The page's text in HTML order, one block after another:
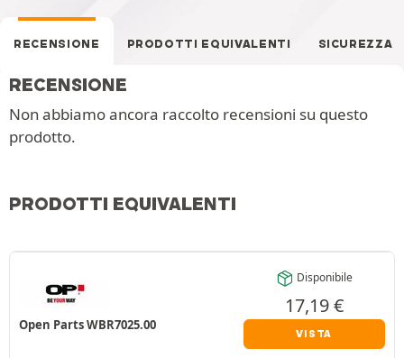
RECENSIONE PRODOTTI EQUIVALENTI SICUREZZA
RECENSIONE
Non abbiamo ancora raccolto recensioni su questo
prodotto.
PRODOTTI EQUIVALENTI
Open Parts WBR7025.00
Disponibile
17,19€
VISTA